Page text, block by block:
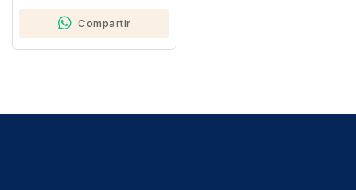
Compartir